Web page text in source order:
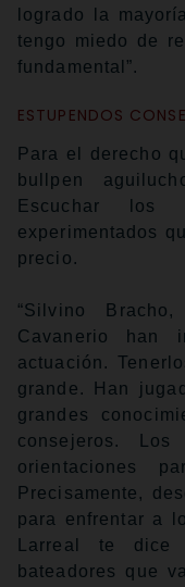
logrado la
tengo miedo de
fundamental”.
ESTUPENDOS
Para el derecho
bullpen
Escuchar los
experimentados
precio.
“Silvino
Cavanerio han
actuación.
grande. Han
grandes
consejeros.
orientaciones
Precisamente,
para enfrentar a
Larreal te
bateadores que